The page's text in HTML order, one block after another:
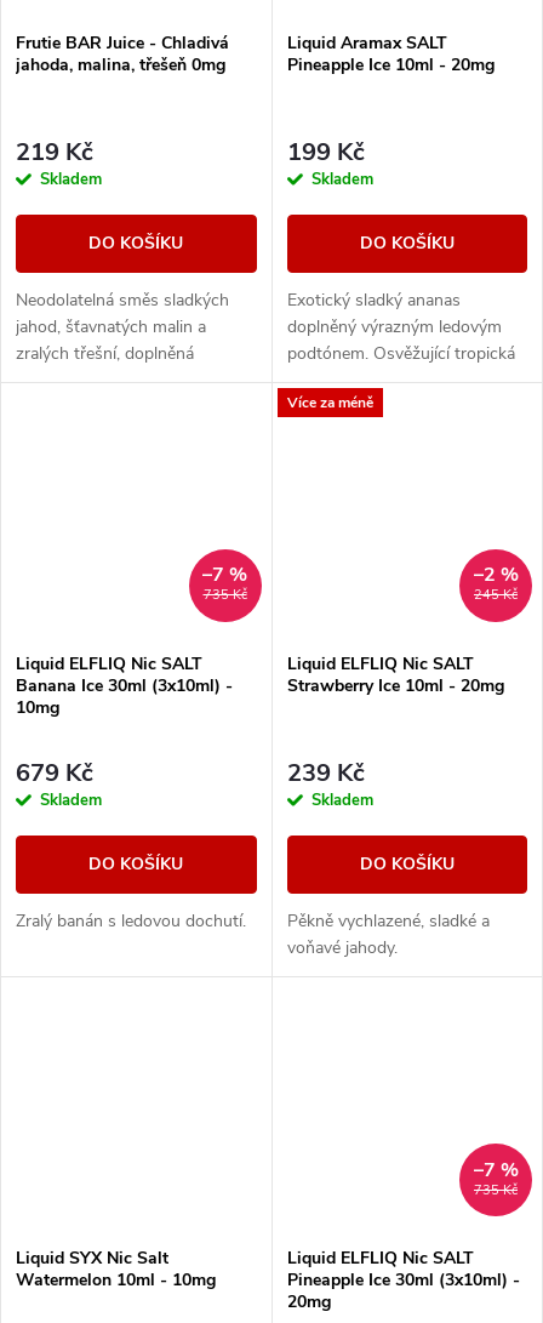
Frutie BAR Juice - Chladivá
jahoda, malina, třešeň 0mg
219 Kč
Skladem
DO KOŠÍKU
Neodolatelná směs sladkých
jahod, šťavnatých malin a
zralých třešní, doplněná
chladivým efektem pro
Liquid Aramax SALT
Pineapple Ice 10ml - 20mg
199 Kč
Skladem
DO KOŠÍKU
Exotický sladký ananas
doplněný výrazným ledovým
podtónem. Osvěžující tropická
příchuť s chladivým
zakončením.
735 Kč
–7 %
Liquid ELFLIQ Nic SALT
Banana Ice 30ml (3x10ml) -
10mg
679 Kč
Skladem
DO KOŠÍKU
Zralý banán s ledovou dochutí.
Více za méně
245 Kč
–2 %
Liquid ELFLIQ Nic SALT
Strawberry Ice 10ml - 20mg
239 Kč
Skladem
DO KOŠÍKU
Pěkně vychlazené, sladké a
voňavé jahody.
Liquid SYX Nic Salt
Watermelon 10ml - 10mg
735 Kč
–7 %
Liquid ELFLIQ Nic SALT
Pineapple Ice 30ml (3x10ml) -
20mg